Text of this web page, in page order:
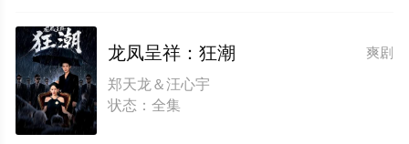
爽剧
龙凤呈祥：狂潮
郑天龙＆汪心宇
状态：全集